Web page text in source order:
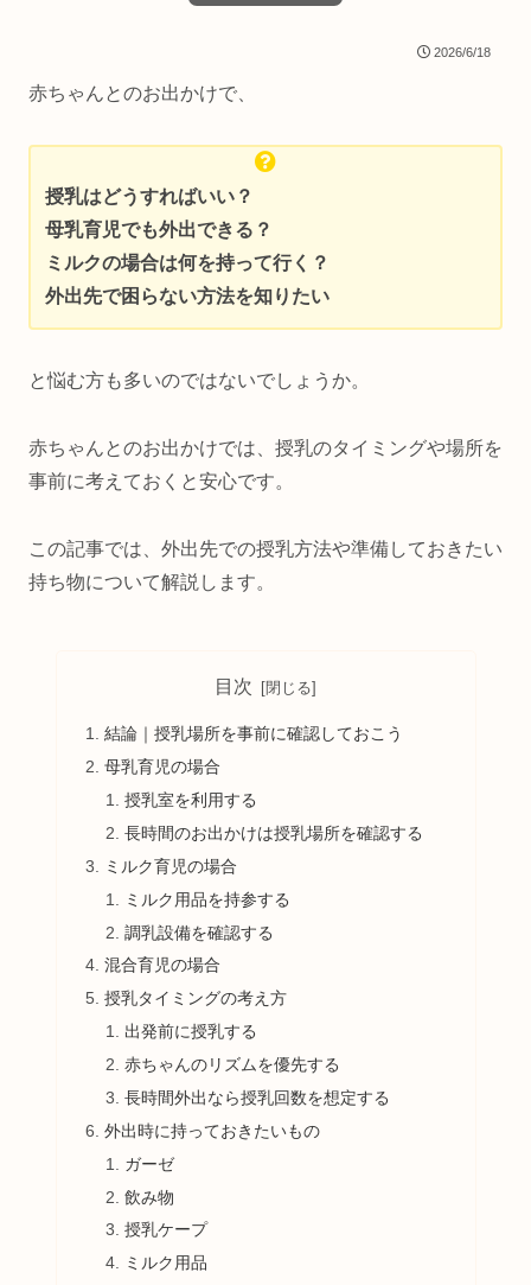
2026/6/18
赤ちゃんとのお出かけで、
授乳はどうすればいい？
母乳育児でも外出できる？
ミルクの場合は何を持って行く？
外出先で困らない方法を知りたい
と悩む方も多いのではないでしょうか。
赤ちゃんとのお出かけでは、授乳のタイミングや場所を
事前に考えておくと安心です。
この記事では、外出先での授乳方法や準備しておきたい
持ち物について解説します。
目次
結論｜授乳場所を事前に確認しておこう
母乳育児の場合
授乳室を利用する
長時間のお出かけは授乳場所を確認する
ミルク育児の場合
ミルク用品を持参する
調乳設備を確認する
混合育児の場合
授乳タイミングの考え方
出発前に授乳する
赤ちゃんのリズムを優先する
長時間外出なら授乳回数を想定する
外出時に持っておきたいもの
ガーゼ
飲み物
授乳ケープ
ミルク用品